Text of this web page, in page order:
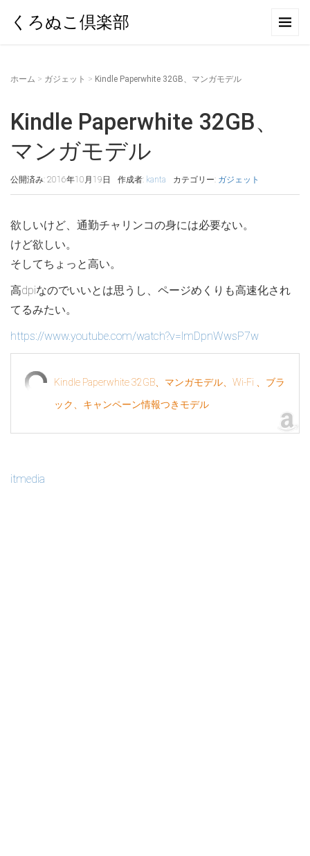
くろぬこ倶楽部
ホーム > ガジェット > Kindle Paperwhite 32GB、マンガモデル
Kindle Paperwhite 32GB、
マンガモデル
公開済み: 2016年10月19日 作成者: kanta カテゴリー: ガジェット
欲しいけど、通勤チャリンコの身には必要ない。
けど欲しい。
そしてちょっと高い。
高dpiなのでいいとは思うし、ページめくりも高速化され
てるみたい。
https://www.youtube.com/watch?v=lmDpnWwsP7w
Kindle Paperwhite 32GB、マンガモデル、Wi-Fi 、ブラ
ック、キャンペーン情報つきモデル
itmedia